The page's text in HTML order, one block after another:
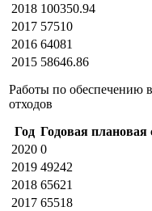
2018 100350.94
2017 57510
2016 64081
2015 58646.86
Работы по обеспечению
отходов
Год Годовая плановая
2020 0
2019 49242
2018 65621
2017 65518